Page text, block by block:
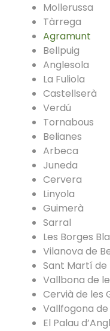
Mollerussa
Tàrrega
Agramunt
Bellpuig
Anglesola
La Fuliola
Castellserà
Verdú
Tornabous
Belianes
Arbeca
Juneda
Cervera
Linyola
Guimerà
Sarral
Les Borges
Vilanova de
Sant Martí de
Vallbona de
Cervià de les
Vallfogona
El Palau